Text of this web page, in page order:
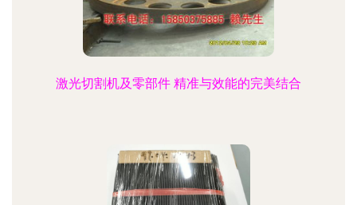
激光切割机及零部件 精准与效能的完美结合